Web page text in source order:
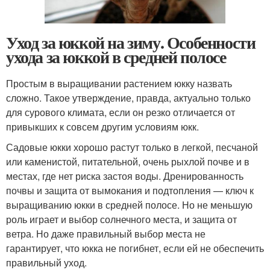
Уход за юккой на зиму. Особенности
ухода за юккой в средней полосе
Простым в выращивании растением юкку назвать
сложно. Такое утверждение, правда, актуально только
для сурового климата, если он резко отличается от
привыкших к совсем другим условиям юкк.
Садовые юкки хорошо растут только в легкой, песчаной
или каменистой, питательной, очень рыхлой почве и в
местах, где нет риска застоя воды. Дренированность
почвы и защита от вымокания и подтопления — ключ к
выращиванию юкки в средней полосе. Но не меньшую
роль играет и выбор солнечного места, и защита от
ветра. Но даже правильный выбор места не
гарантирует, что юкка не погибнет, если ей не обеспечить
правильный уход.